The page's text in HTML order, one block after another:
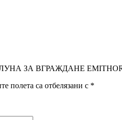
ЗА ВГРАЖДАНЕ
полета са отбелязани с *